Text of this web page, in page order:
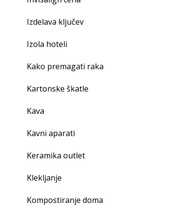
Izdelava ključev
Izola hoteli
Kako premagati raka
Kartonske škatle
Kava
Kavni aparati
Keramika outlet
Klekljanje
Kompostiranje doma